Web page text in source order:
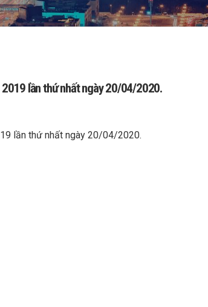
2019 lần thứ nhất ngày 20/04/2020.
lần thứ nhất ngày 20/04/2020.